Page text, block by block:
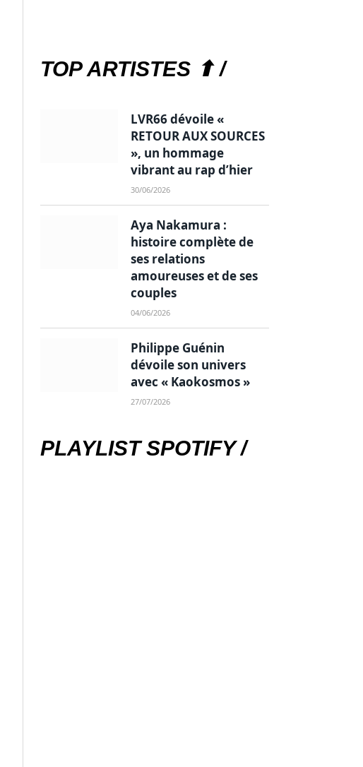
TOP ARTISTES ⬆ /
LVR66 dévoile «
RETOUR AUX SOURCES
», un hommage
vibrant au rap d’hier
30/06/2026
Aya Nakamura :
histoire complète de
ses relations
amoureuses et de ses
couples
04/06/2026
Philippe Guénin
dévoile son univers
avec « Kaokosmos »
27/07/2026
PLAYLIST SPOTIFY /